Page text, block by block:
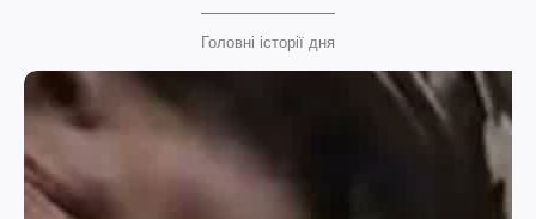
Головні історії дня